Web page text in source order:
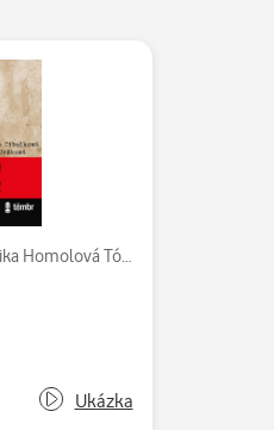
Homolová Tóthová
Ukázka